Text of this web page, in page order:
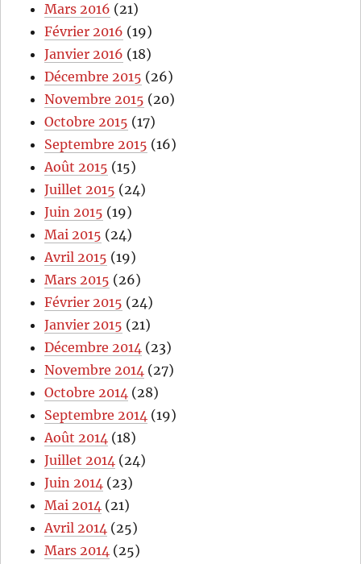
Mars 2016 (21)
Février 2016 (19)
Janvier 2016 (18)
Décembre 2015 (26)
Novembre 2015 (20)
Octobre 2015 (17)
Septembre 2015 (16)
Août 2015 (15)
Juillet 2015 (24)
Juin 2015 (19)
Mai 2015 (24)
Avril 2015 (19)
Mars 2015 (26)
Février 2015 (24)
Janvier 2015 (21)
Décembre 2014 (23)
Novembre 2014 (27)
Octobre 2014 (28)
Septembre 2014 (19)
Août 2014 (18)
Juillet 2014 (24)
Juin 2014 (23)
Mai 2014 (21)
Avril 2014 (25)
Mars 2014 (25)